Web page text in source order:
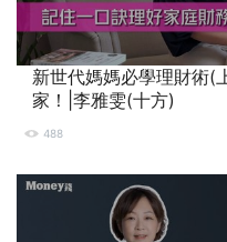
新世代媽媽必學理財術(
家！|李雅雯(十方)
488